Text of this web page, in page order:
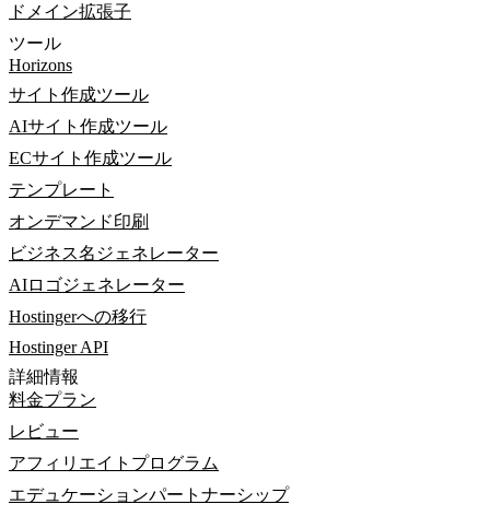
ドメイン拡張子
ツール
Horizons
サイト作成ツール
AIサイト作成ツール
ECサイト作成ツール
テンプレート
オンデマンド印刷
ビジネス名ジェネレーター
AIロゴジェネレーター
Hostingerへの移行
Hostinger API
詳細情報
料金プラン
レビュー
アフィリエイトプログラム
エデュケーションパートナーシップ